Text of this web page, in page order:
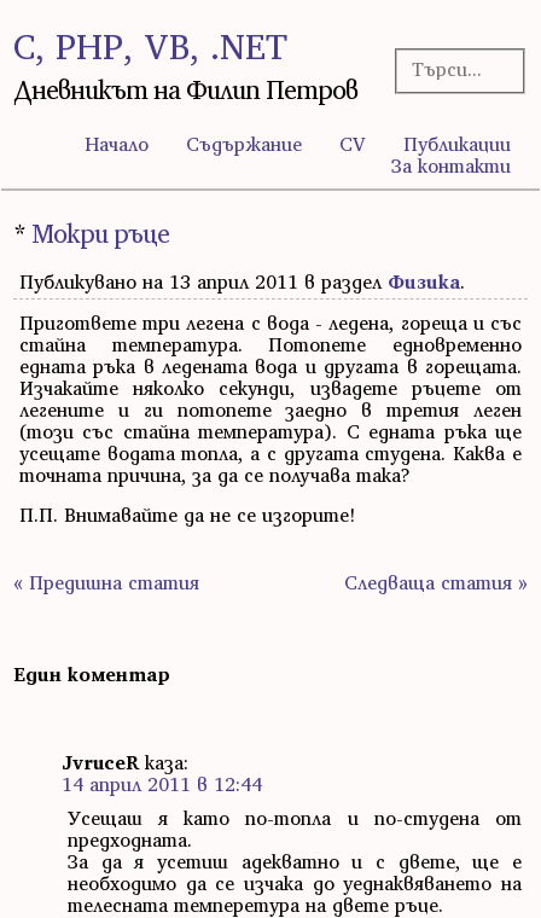
C, PHP, VB, .NET
Дневникът на Филип Петров
Начало Съдържание CV
Публикации
За контакти
* Мокри ръце
Публикувано на 13 април 2011 в раздел Физика.
Пригответе три легена с вода - ледена, гореща и със
стайна температура. Потопете едновременно
едната ръка в ледената вода и другата в горещата.
Изчакайте няколко секунди, извадете ръцете от
легените и ги потопете заедно в третия леген
(този със стайна температура). С едната ръка ще
усещате водата топла, а с другата студена. Каква е
точната причина, за да се получава така?
П.П. Внимавайте да не се изгорите!
« Предишна статия Следваща статия »
Един коментар
JvruceR каза:
14 април 2011 в 12:44
Усещаш я като по-топла и по-студена от
предходната.
За да я усетиш адекватно и с двете, ще е
необходимо да се изчака до уеднаквяването на
телесната темперетура на двете ръце.